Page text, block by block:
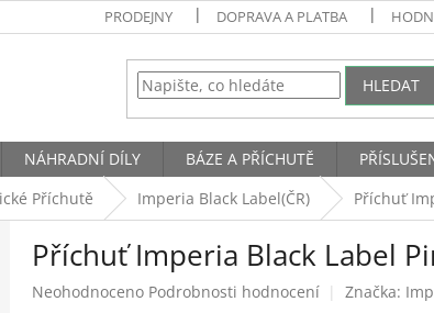
PRODEJNY DOPRAVA A PLATBA
HLEDAT
NÁHRADNÍ DÍLY BÁZE A PŘÍCHUTĚ
Příchutě Imperia Black Label(ČR) Příchuť
Příchuť Imperia Black Label
Průměrné
Neohodnoceno Podrobnosti hodnocení Značka: